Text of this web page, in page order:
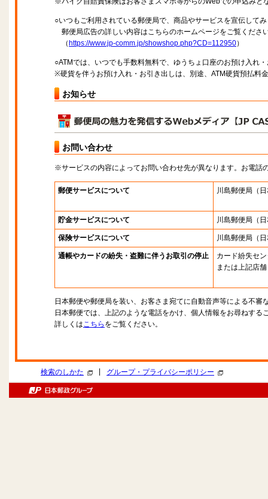
○いつもご利用されている郵便局で、商品やサービスを宣伝して
郵便局広告の詳しい内容はこちらのホームページをご覧くださ
（ https://www.jp-comm.jp/showshop.php?CD=112950）
○ATMでは、いつでも手数料無料で、ゆうちょ口座のお預け入れ
※硬貨を伴うお預け入れ・お引き出しは、別途、ATM硬貨預払料
お知らせ
お問い合わせ
※サービスの内容によってお問い合わせ先が異なります。お電話
郵便サービスについて 川島郵便局 （
貯金サービスについて 川島郵便局 （
保険サービスについて 川島郵便局 （
通帳やカードの紛失・盗難に伴うお取引の停止
カード紛失セ
または上記店舗
日本郵便や郵便局を装い、お客さま宛てに自動音声等による不審
日本郵便では、上記のような電話をかけ、個人情報をお尋ねする
詳しくはこちら をご覧ください。
検索のしかた グループ・プライバシーポリシー